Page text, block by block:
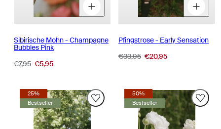
verringern
Menge
erhöhen
Sibirische Mohn - Champagne
Bubbles Pink
Regulärer
€7,95 Verkaufspreis
€5,95
Pfingstrose - Early Sensation
Regulärer
€33,95 Verkaufspreis
€20,95
25%
Bestseller
50%
Bestseller